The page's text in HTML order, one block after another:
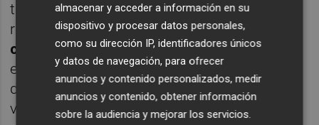
transmisión ante los fichajes que su
representante Jorge Mendesdecidió
colocarsincontrolalguno en el club. Si a
ello le unimos eltraspasodel jugador clave
del equipo en la faceta defensiva aquel
verano,Otamendi, no será muy complicado
almacenar y acceder a información en su
dispositivo y procesar datos personales,
como su dirección IP, identificadores únicos
y datos de navegación, para ofrecer
anuncios y contenido personalizados, medir
anuncios y contenido, obtener información
sobre la audiencia y mejorar los servicios.